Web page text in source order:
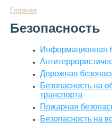
Главная
Безопасность
Информационная
Дорожная
Безопасность на
транспорта
Пожарная
Безопасность на